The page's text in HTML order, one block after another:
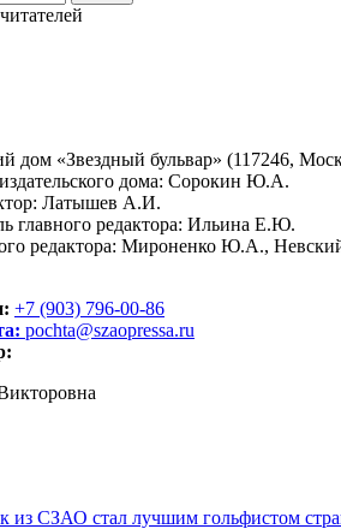
дом «Звездный бульвар» (117246,
дома: Сорокин Ю.А.
Латышев А.И.
главного редактора: Ильина Е.Ю.
редактора: Мироненко Ю.А.,
+7 (903) 796-00-86
pochta@szaopressa.ru
из СЗАО стал лучшим гольфистом